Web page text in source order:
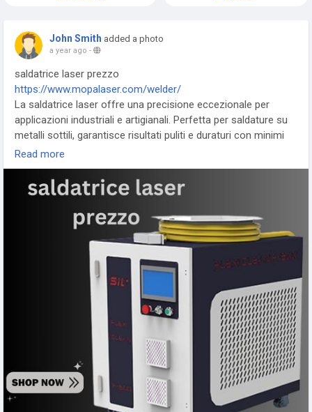
John Smith added a photo
a year ago -
saldatrice laser prezzo
https://www.mopalaser.com/welder/
La saldatrice laser offre una precisione eccezionale per
applicazioni industriali e artigianali. Perfetta per saldature su
metalli sottili, garantisce risultati puliti e duraturi con minimi
interventi manuali. Ideale per settori come gioielleria,
elettronica e meccanica di precisione.
#saldatricelaser #prezzosaldatrice #saldaturalaser
#tecnologialaser #lavorazionemetalli
Read more